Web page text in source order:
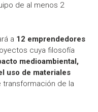
de al menos 2
a 12 emprendedores
cuya filosofía
medioambiental,
uso de materiales
de la